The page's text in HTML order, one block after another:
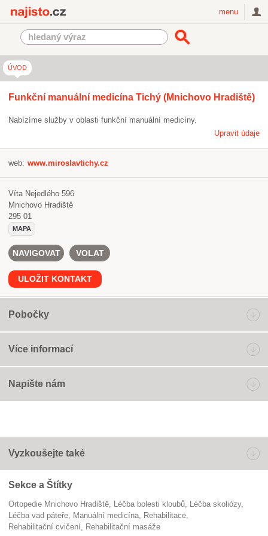
menu
ÚVOD
Funkční manuální medicína Tichý (Mnichovo Hradiště)
Nabízíme služby v oblasti funkční manuální medicíny.
Upravit údaje
web: www.miroslavtichy.cz
Víta Nejedlého 596
Mnichovo Hradiště
295 01
MAPA
NAVIGOVAT VOLAT
ULOŽIT KONTAKT
Pobočky
Více informací
Napište nám
Vyzkoušejte také
Sekce a Štítky
Ortopedie Mnichovo Hradiště léčba bolesti kloubů
léčba skoliózy
léčba vad páteře
manuální medicína
Rehabilitace
rehabilitační cvičení
rehabilitační masáže